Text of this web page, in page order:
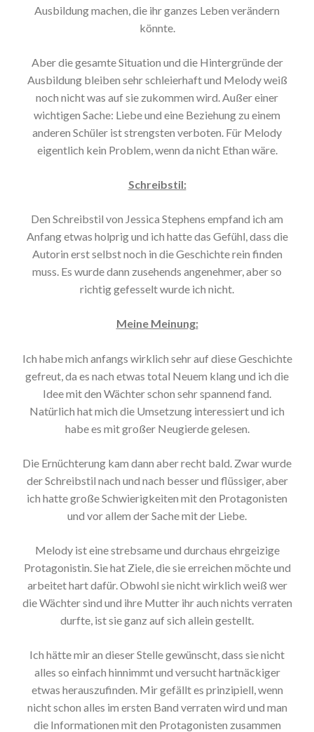
Ausbildung machen, die ihr ganzes Leben verändern
könnte.
Aber die gesamte Situation und die Hintergründe der
Ausbildung bleiben sehr schleierhaft und Melody weiß
noch nicht was auf sie zukommen wird. Außer einer
wichtigen Sache: Liebe und eine Beziehung zu einem
anderen Schüler ist strengsten verboten. Für Melody
eigentlich kein Problem, wenn da nicht Ethan wäre.
Schreibstil:
Den Schreibstil von Jessica Stephens empfand ich am
Anfang etwas holprig und ich hatte das Gefühl, dass die
Autorin erst selbst noch in die Geschichte rein finden
muss. Es wurde dann zusehends angenehmer, aber so
richtig gefesselt wurde ich nicht.
Meine Meinung:
Ich habe mich anfangs wirklich sehr auf diese Geschichte
gefreut, da es nach etwas total Neuem klang und ich die
Idee mit den Wächter schon sehr spannend fand.
Natürlich hat mich die Umsetzung interessiert und ich
habe es mit großer Neugierde gelesen.
Die Ernüchterung kam dann aber recht bald. Zwar wurde
der Schreibstil nach und nach besser und flüssiger, aber
ich hatte große Schwierigkeiten mit den Protagonisten
und vor allem der Sache mit der Liebe.
Melody ist eine strebsame und durchaus ehrgeizige
Protagonistin. Sie hat Ziele, die sie erreichen möchte und
arbeitet hart dafür. Obwohl sie nicht wirklich weiß wer
die Wächter sind und ihre Mutter ihr auch nichts verraten
durfte, ist sie ganz auf sich allein gestellt.
Ich hätte mir an dieser Stelle gewünscht, dass sie nicht
alles so einfach hinnimmt und versucht hartnäckiger
etwas herauszufinden. Mir gefällt es prinzipiell, wenn
nicht schon alles im ersten Band verraten wird und man
die Informationen mit den Protagonisten zusammen